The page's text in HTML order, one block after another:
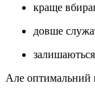
краще
довше
Але оптимальний